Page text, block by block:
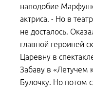
наподобие
актриса. - Но в
не досталось.
главной героиней
Царевну в
Забаву в «Летучем
Булочку. Но потом